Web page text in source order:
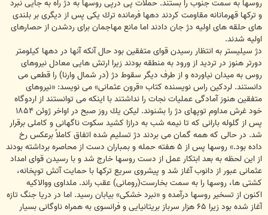
روسها به سمت جنوب را بستند. حملات پى درپى روسها به دژ راه به جايى نبرد
و تركها قهرمانانه مقاومت كردند دهها فرمانده ترك يكى پس از ديگرى بر بلندى
هاى حلقه هاى اوليه دژ جان دادند اما مانع مهاجمان براى ردشدن از حصارهاى
اوليه شدند.
دژ سيليستر به انتظار رسيدن قواى متفقين بود حال آنكه آنها در دهها كيلومتر
دورتر هنوز در ترديد از ورود به منطقه بودند زيرا ارتش هايى معادل نيروهاى
روس به ميدان نياورده و از طرف ديگر سقوط دژ (در شمال وارنا) را قطعى مى
دانستند. لردكين راس نويسنده كتاب «قرون عثمانى» مى نويسد: «نيروهاى
متفقين هنوز آمادگى عمليات نجات را نداشتند با اينكه مى توانستند از اردوگاه
خود غرش مداوم توپهاى دژ را بشنوند. ليكن يك روز صبح در اواخر ژوئن ۱۸۵۴
پس از گلوله بارانى كه تا نيمه شب به درازا كشيد سكوت ناگهانى و كاملى برقرار
شد. در حالى كه همه گمان مى بردند دژ تسليم شده اتفاق كاملاً برعكس رخ
داده بود.» روسها پس از ۵ هفته حمله و بمباران دست از محاصره برداشته بودند
از اين لحظه به بعد ابتكار عمل از دست روسها خارج شد و با رسيدن قواى امداد
عثمانى عبور از دانوب آغاز شد و پيشروى سريع تركها با حمايت آتش توپخانه،
كشتى ها، روسها را به سمت بخارست(رومانى) عقب راند. ملداوى ووالاكيه
اكنون از تسخير روسها درآمده و «نبرد خشكى» بيابان رسيد. اما در دريا جنگ تازه
آغاز شده بود زيرا ۶۵ هزار سرباز بريتانيايى و فرانسوى به همراه ناوگانى بسيار